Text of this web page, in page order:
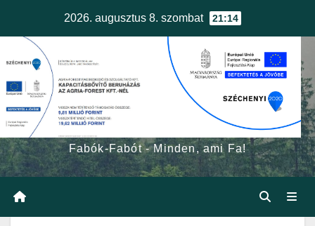
2026. augusztus 8. szombat 21:14
egerfa.hu
Fabók-Fabót - Minden, ami Fa!